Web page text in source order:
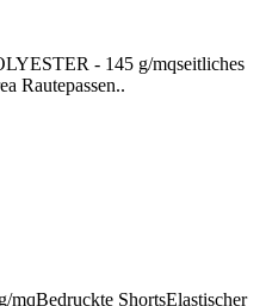
- 145 g/mqseitliches
Rautepassen..
mqBedruckte ShortsElastischer